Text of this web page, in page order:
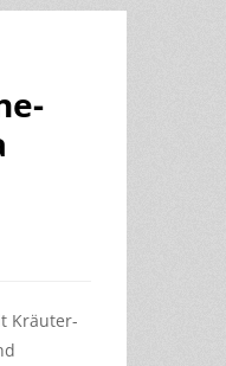
Kräuter-